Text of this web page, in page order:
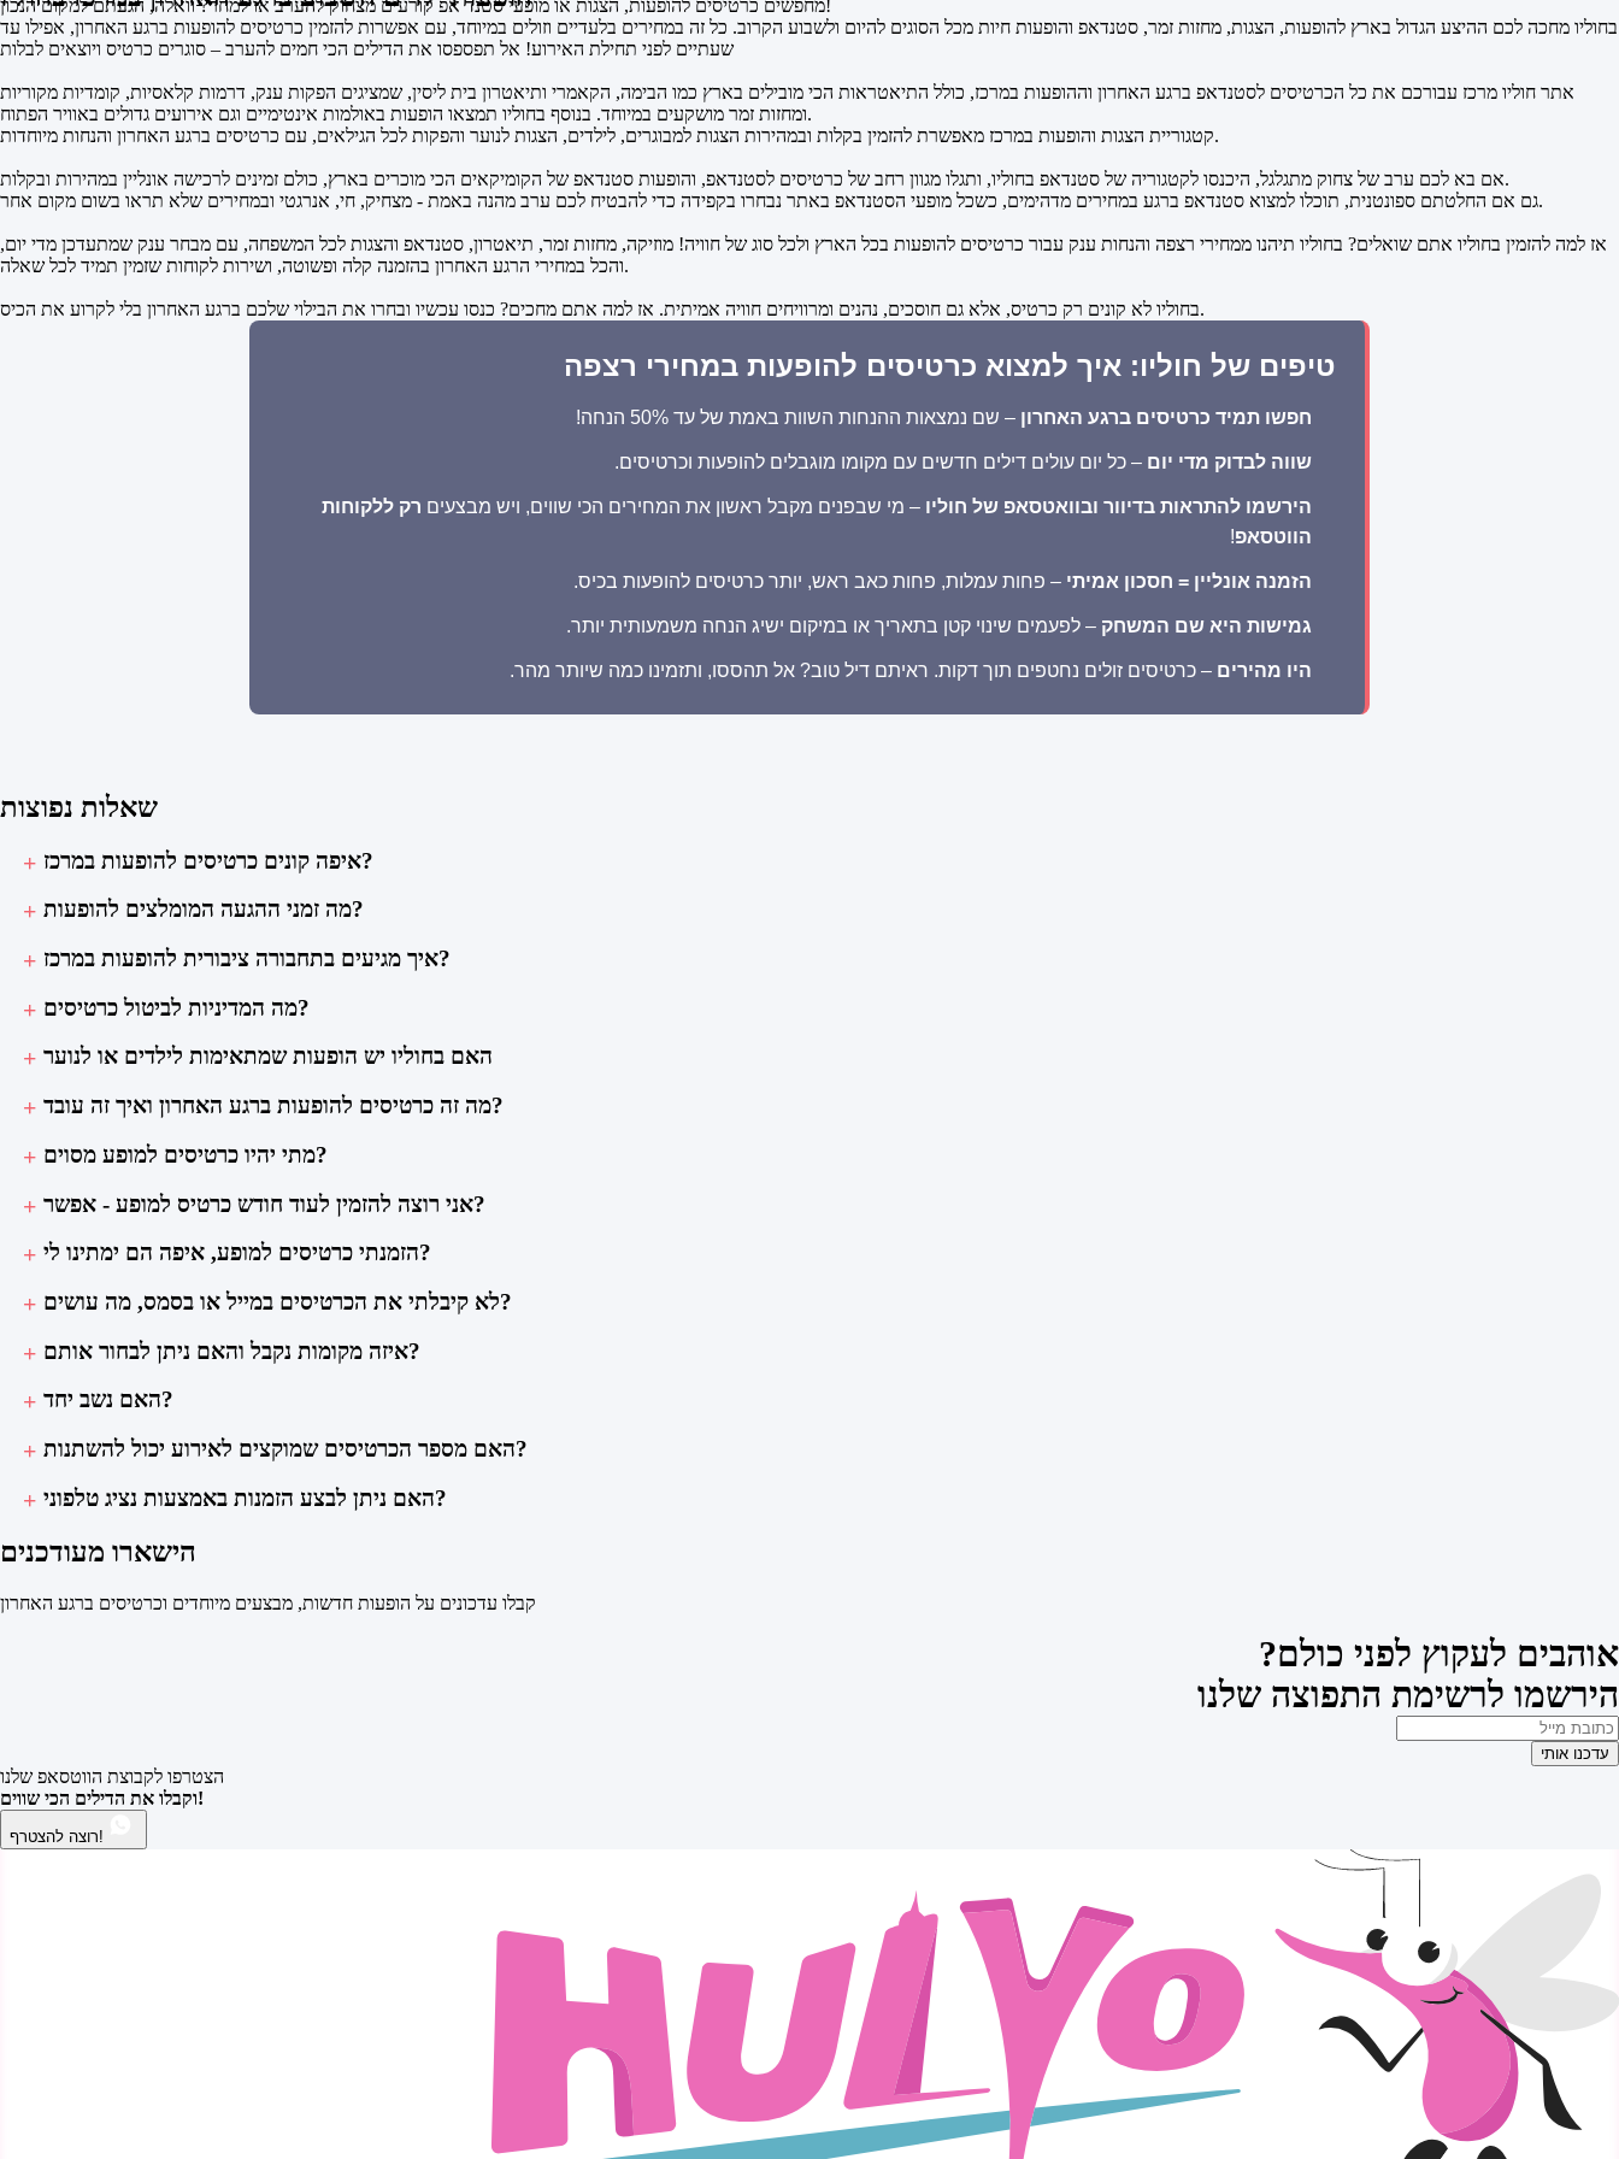
מחפשים כרטיסים להופעות, הצגות או מופעי סטנד אפ קורעים מצחוק להערב או למחר? וואלה, הגעתם למקום הנכון!
בחוליו מחכה לכם ההיצע הגדול בארץ להופעות, הצגות, מחזות זמר, סטנדאפ והופעות חיות מכל הסוגים להיום ולשבוע הקרוב. כל זה במחירים בלעדיים וזולים במיוחד, עם אפשרות להזמין כרטיסים להופעות ברגע האחרון, אפילו עד
שעתיים לפני תחילת האירוע! אל תפספסו את הדילים הכי חמים להערב – סוגרים כרטיס ויוצאים לבלות
אתר חוליו מרכז עבורכם את כל הכרטיסים לסטנדאפ ברגע האחרון וההופעות במרכז, כולל התיאטראות הכי מובילים בארץ כמו הבימה, הקאמרי ותיאטרון בית ליסין, שמציגים הפקות ענק, דרמות קלאסיות, קומדיות מקוריות
ומחזות זמר מושקעים במיוחד. בנוסף בחוליו תמצאו הופעות באולמות אינטימיים וגם אירועים גדולים באוויר הפתוח.
קטגוריית הצגות והופעות במרכז מאפשרת להזמין בקלות ובמהירות הצגות למבוגרים, לילדים, הצגות לנוער והפקות לכל הגילאים, עם כרטיסים ברגע האחרון והנחות מיוחדות.
אם בא לכם ערב של צחוק מתגלגל, היכנסו לקטגוריה של סטנדאפ בחוליו, ותגלו מגוון רחב של כרטיסים לסטנדאפ, והופעות סטנדאפ של הקומיקאים הכי מוכרים בארץ, כולם זמינים לרכישה אונליין במהירות ובקלות.
גם אם החלטתם ספונטנית, תוכלו למצוא סטנדאפ ברגע במחירים מדהימים, כשכל מופעי הסטנדאפ באתר נבחרו בקפידה כדי להבטיח לכם ערב מהנה באמת - מצחיק, חי, אנרגטי ובמחירים שלא תראו בשום מקום אחר.
אז למה להזמין בחוליו אתם שואלים? בחוליו תיהנו ממחירי רצפה והנחות ענק עבור כרטיסים להופעות בכל הארץ ולכל סוג של חוויה! מוזיקה, מחזות זמר, תיאטרון, סטנדאפ והצגות לכל המשפחה, עם מבחר ענק שמתעדכן מדי יום,
והכל במחירי הרגע האחרון בהזמנה קלה ופשוטה, ושירות לקוחות שזמין תמיד לכל שאלה.
בחוליו לא קונים רק כרטיס, אלא גם חוסכים, נהנים ומרוויחים חוויה אמיתית. אז למה אתם מחכים? כנסו עכשיו ובחרו את הבילוי שלכם ברגע האחרון בלי לקרוע את הכיס.
טיפים של חוליו: איך למצוא כרטיסים להופעות במחירי רצפה
חפשו תמיד כרטיסים ברגע האחרון – שם נמצאות ההנחות השוות באמת של עד 50% הנחה!
שווה לבדוק מדי יום – כל יום עולים דילים חדשים עם מקומו מוגבלים להופעות וכרטיסים.
הירשמו להתראות בדיוור ובוואטסאפ של חוליו – מי שבפנים מקבל ראשון את המחירים הכי שווים, ויש מבצעים רק ללקוחות
הווטסאפ!
הזמנה אונליין = חסכון אמיתי – פחות עמלות, פחות כאב ראש, יותר כרטיסים להופעות בכיס.
גמישות היא שם המשחק – לפעמים שינוי קטן בתאריך או במיקום ישיג הנחה משמעותית יותר.
היו מהירים – כרטיסים זולים נחטפים תוך דקות. ראיתם דיל טוב? אל תהססו, ותזמינו כמה שיותר מהר.
שאלות נפוצות
איפה קונים כרטיסים להופעות במרכז?
מה זמני ההגעה המומלצים להופעות?
איך מגיעים בתחבורה ציבורית להופעות במרכז?
מה המדיניות לביטול כרטיסים?
האם בחוליו יש הופעות שמתאימות לילדים או לנוער
מה זה כרטיסים להופעות ברגע האחרון ואיך זה עובד?
מתי יהיו כרטיסים למופע מסוים?
אני רוצה להזמין לעוד חודש כרטיס למופע - אפשר?
הזמנתי כרטיסים למופע, איפה הם ימתינו לי?
לא קיבלתי את הכרטיסים במייל או בסמס, מה עושים?
איזה מקומות נקבל והאם ניתן לבחור אותם?
האם נשב יחד?
האם מספר הכרטיסים שמוקצים לאירוע יכול להשתנות?
האם ניתן לבצע הזמנות באמצעות נציג טלפוני?
הישארו מעודכנים
קבלו עדכונים על הופעות חדשות, מבצעים מיוחדים וכרטיסים ברגע האחרון
אוהבים לעקוץ לפני כולם?
הירשמו לרשימת התפוצה שלנו
עדכנו אותי
הצטרפו לקבוצת הווטסאפ שלנו
וקבלו את הדילים הכי שווים!
רוצה להצטרף!